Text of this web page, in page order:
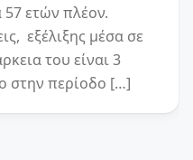
ετών πλέον.
εξέλιξης μέσα σε
του είναι 3
στην περίοδο […]